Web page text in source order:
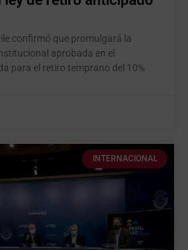
confirmó que promulgará la
aprobada en el
para el retiro temprano del 10%
INTERNACIONAL